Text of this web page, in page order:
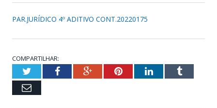
PAR.JURÍDICO 4º ADITIVO CONT.20220175
COMPARTILHAR:
TwitterFacebookGoogle+PinterestLinkedInTumblr
Email